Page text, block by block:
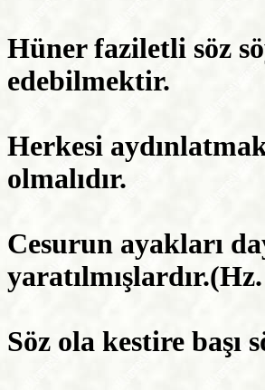
Hüner faziletli söz
edebilmektir.
Herkesi
olmalıdır.
Cesurun ayakları
Söz ola kestire başı